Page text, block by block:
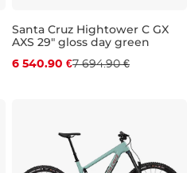
Zľava -15 %
Darček
Santa Cruz Hightower C GX
AXS 29" gloss day green
6 540.90 €7 694.90 €